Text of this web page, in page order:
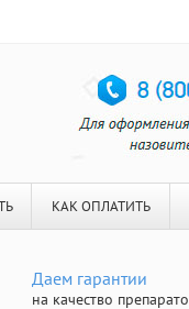
КАК ОПЛАТИТЬ
Даем гарантии
на качество